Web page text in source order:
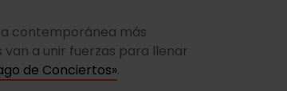
contemporánea más
a unir fuerzas para llenar
de Conciertos».